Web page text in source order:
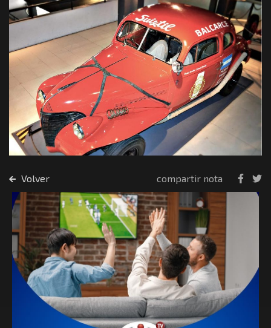
Volver compartir nota